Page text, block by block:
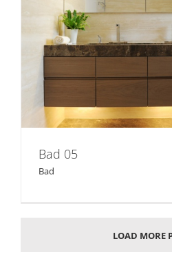
Bad 05
Bad 05
Bad
LOAD MORE